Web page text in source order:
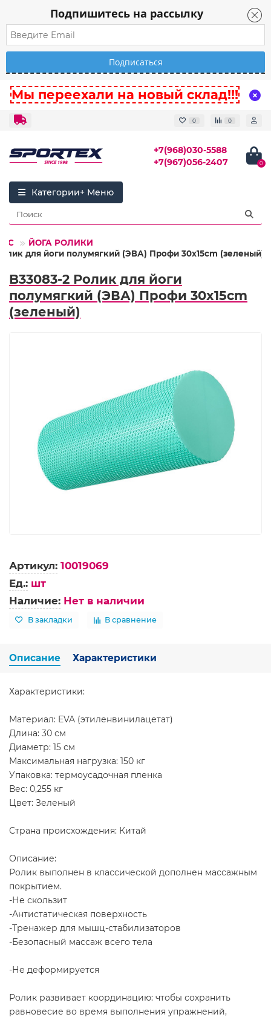
Подпишитесь на рассылку
Мы переехали на новый склад!!!
0 0
+7(968)030-5588
+7(967)056-2407
0
Категории
ЙОГА РОЛИКИ
для йоги полумягкий (ЭВА) Профи 30x15cm (зеленый)
B33083-2 Ролик для йоги
полумягкий (ЭВА) Профи 30x15cm
(зеленый)
Артикул: 10019069
Ед.: шт
Наличие: Нет в наличии
В закладки В сравнение
Описание Характеристики
Характеристики:
Материал: EVA (этиленвинилацетат)
Длина: 30 см
Диаметр: 15 см
Максимальная нагрузка: 150 кг
Упаковка: термоусадочная пленка
Вес: 0,255 кг
Цвет: Зеленый
Страна происхождения: Китай
Описание:
Ролик выполнен в классической дополнен массажным
покрытием.
-Не скользит
-Антистатическая поверхность
-Тренажер для мышц-стабилизаторов
-Безопасный массаж всего тела
-Не деформируется
Ролик развивает координацию: чтобы сохранить
равновесие во время выполнения упражнений,